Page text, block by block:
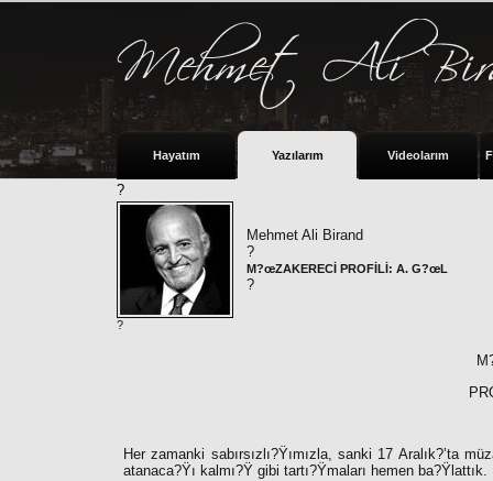
Hayatım Yazılarım Videolarım
?
Mehmet Ali Birand
?
M?œZAKERECİ PROFİLİ: A. G?œL
?
?
Her zamanki sabırsızlı?Ÿımızla, sanki 17 Aralık?’ta
atanaca?Ÿı kalmı?Ÿ gibi tartı?Ÿmaları hemen ba?Ÿlattık.